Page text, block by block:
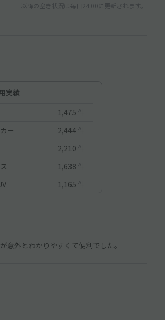
以降の空き状況は毎日24:00に更新されます。
実績
1,475 件
ー
2,444 件
2,210 件
1,638 件
1,165 件
意外とわかりやすくて便利でした。